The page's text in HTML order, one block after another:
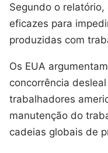
Segundo o
eficazes para
produzidas com
Os EUA
concorrência
trabalhadores
manutenção do
cadeias globais de